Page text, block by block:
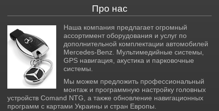
Про нас
Наша компания предлагает огромный
ассортимент оборудования и услуг по
дополнительной комплектации автомобилей
Mercedes-Benz. Мультимедийные системы,
GPS навигация, акустика и парковочные
системы.
Мы можем предложить профессиональный
монтаж и программную настройку головных
устройств Comand NTG, а также обновление навигационных
программ с картами Украины и стран Европы.